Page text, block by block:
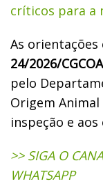
críticos para a
As
24/2026/
pelo
Origem Animal
inspeção e
>> SIGA O
WHATSAPP